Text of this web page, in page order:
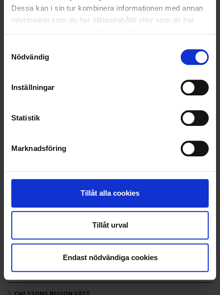
Dessa kan i sin tur kombinera informationen med annan
information som du har tillhandahållit eller som de har
Nödvändig
Inställningar
Statistik
Marknadsföring
Tillåt alla cookies
Tillåt urval
Endast nödvändiga cookies
2024-04-22
Ohlssons slamavdelning i nya uppdrag på
LÄS MER
HÅLLBARHET
OHLSSONS REGION SYD